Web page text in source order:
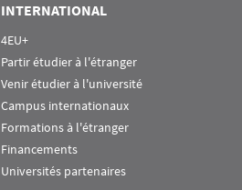
INTERNATIONAL
4EU+
Partir étudier à l'étranger
Venir étudier à l'université
Campus internationaux
Formations à l'étranger
Financements
Universités partenaires